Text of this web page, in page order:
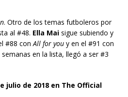
. Otro de los temas futboleros por
al #48. Ella Maisigue subiendo y
#88 con All for youy en el #91 con
en la lista, llegó a ser #3
julio de 2018 en The Official